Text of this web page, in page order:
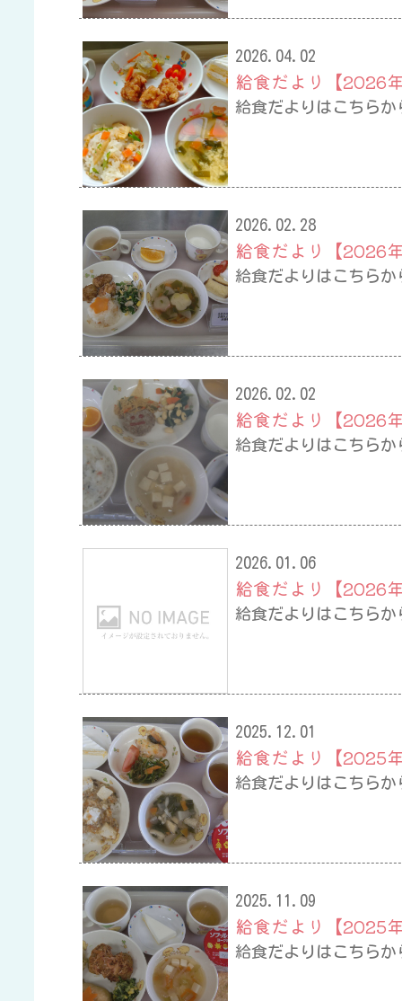
2026.04.02
給食だより【2026
給食だよりはこちらか
2026.02.28
給食だより【2026
給食だよりはこちらか
2026.02.02
給食だより【2026
給食だよりはこちらか
2026.01.06
給食だより【2026
給食だよりはこちらか
2025.12.01
給食だより【2025
給食だよりはこちらか
2025.11.09
給食だより【2025
給食だよりはこちらか